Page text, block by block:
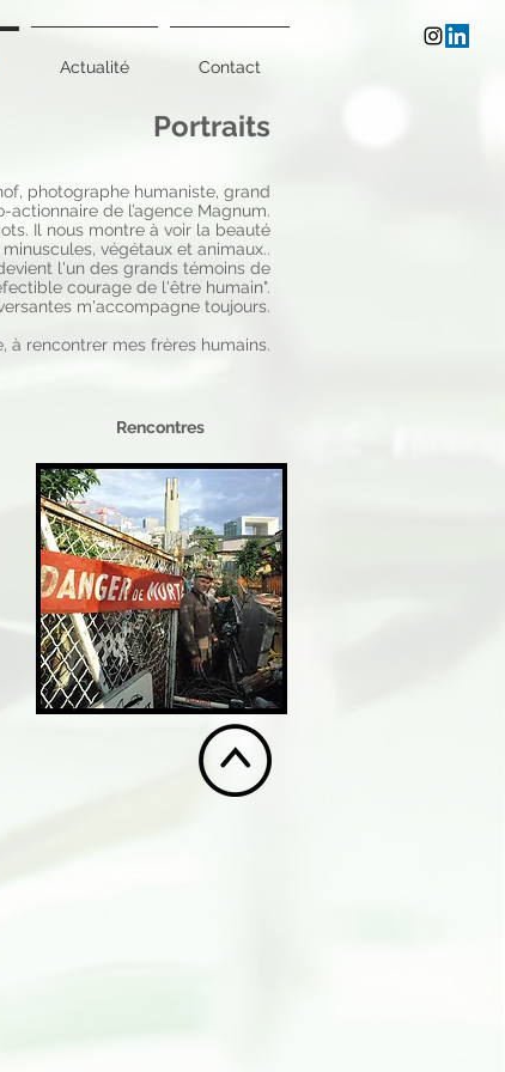
Actualité Contact
Portraits
photographe humaniste, grand
actionnaire de l’agence Magnum.
Il nous montre à voir la beauté
végétaux et animaux..
l'un des grands témoins de
courage de l'être humain".
m'accompagne toujours.
à rencontrer mes frères humains.
Rencontres